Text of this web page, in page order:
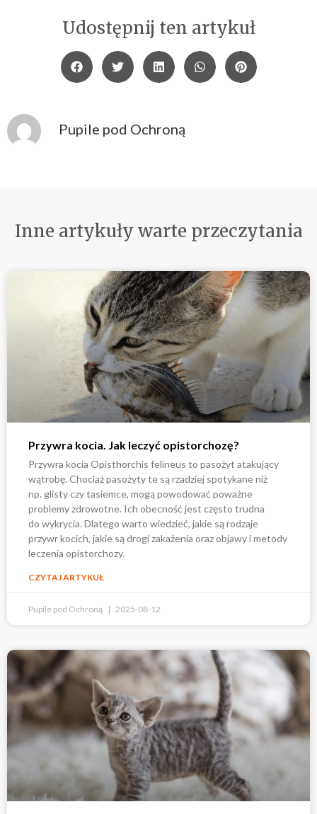
Udostępnij ten artykuł
Pupile pod Ochroną
Inne artykuły warte przeczytania
Przywra kocia. Jak leczyć opistorchozę?
Przywra kocia Opisthorchis felineus to pasożyt atakujący
wątrobę. Chociaż pasożyty te są rzadziej spotykane niż
np. glisty czy tasiemce, mogą powodować poważne
problemy zdrowotne. Ich obecność jest często trudna
do wykrycia. Dlatego warto wiedzieć, jakie są rodzaje
przywr kocich, jakie są drogi zakażenia oraz objawy i metody
leczenia opistorchozy.
CZYTAJ ARTYKUŁ
Pupile pod Ochroną 2025-08-12